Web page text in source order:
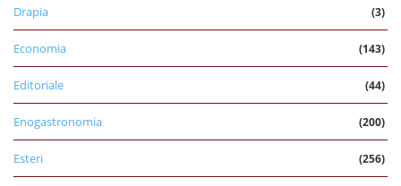
Drapia (3)
Economia (143)
Editoriale (44)
Enogastronomia (200)
Esteri (256)